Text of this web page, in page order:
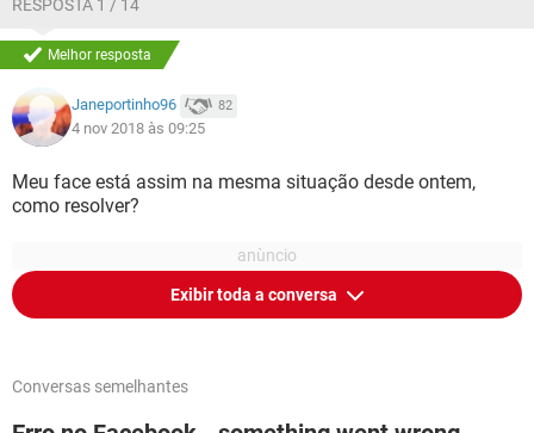
RESPOSTA 1 / 14
Melhor resposta
Janeportinho96 82
4 nov 2018 às 09:25
Meu face está assim na mesma situação desde ontem,
como resolver?
Exibir toda a conversa
Conversas semelhantes